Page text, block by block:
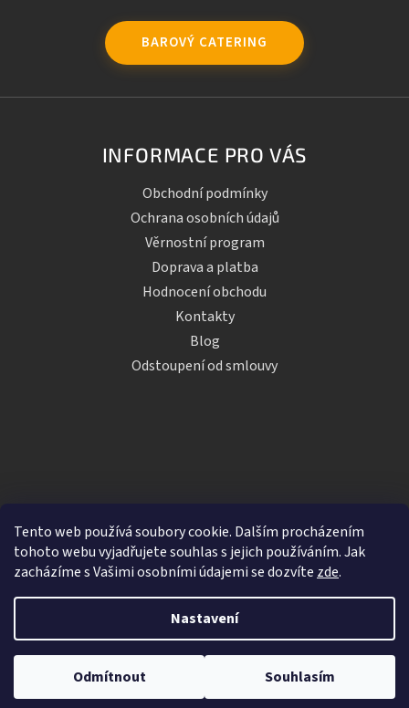
Tento web používá soubory cookie. Dalším procházením
tohoto webu vyjadřujete souhlas s jejich používáním. Jak
zacházíme s Vašimi osobními údajemi se dozvíte zde.
Nastavení
Odmítnout Souhlasím
BAROVÝ CATERING
INFORMACE PRO VÁS
Obchodní podmínky
Ochrana osobních údajů
Věrnostní program
Doprava a platba
Hodnocení obchodu
Kontakty
Blog
Odstoupení od smlouvy
Vytvořil Shoptet
iDRINKS.cz. Všechna práva vyhrazena.